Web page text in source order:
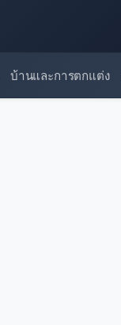
บ้านและการตกแต่ง